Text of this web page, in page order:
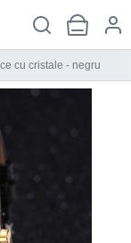
cu cristale - negru